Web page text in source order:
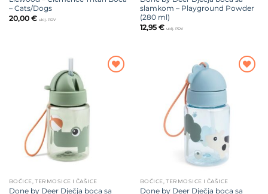
– Cats/Dogs
20,00 € uklj. PDV
slamkom – Playground Powder
(280 ml)
12,95 € uklj. PDV
BOČICE, TERMOSICE I ČAŠICE
Done by Deer Dječja boca sa
BOČICE, TERMOSICE I ČAŠICE
Done by Deer Dječja boca sa